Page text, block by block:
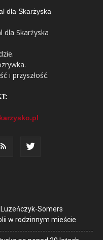
dla Skarżyska
i przyszłość.
Somers
w rodzinnym mieście